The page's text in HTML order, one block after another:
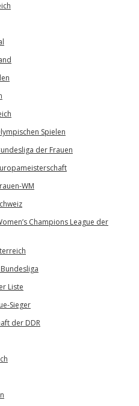
Spielen
der Frauen
WM
Champions League der
Liste
Sieger
der DDR